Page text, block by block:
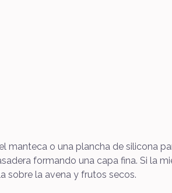
manteca o una plancha de silicona
formando una capa fina. Si la
sobre la avena y frutos secos.